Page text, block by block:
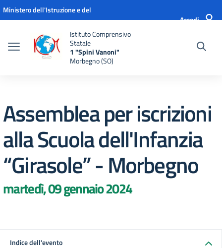
Vai ai contenuti
Vai al menu di navigazione
Vai al footer
Ministero dell'Istruzione e del
Accedi
Istituto Comprensivo
Statale
1 "Spini Vanoni"
Morbegno (SO)
Assemblea per iscrizioni
alla Scuola dell'Infanzia
“Girasole” - Morbegno
martedì, 09 gennaio 2024
Indice dell'evento